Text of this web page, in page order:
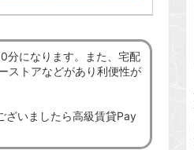
分になります。また、宅配
ストアなどがあり利便性が
ざいましたら高級賃貸Pay